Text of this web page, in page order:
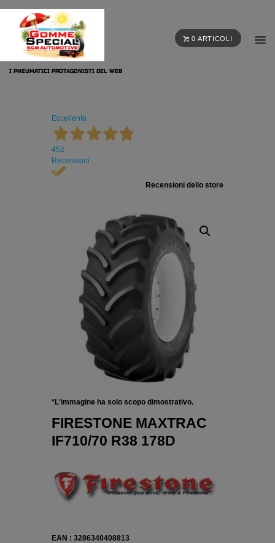
0 ARTICOLI
I PNEUMATICI PROTAGONISTI DEL WEB
Eccellente
452
Recensioni
Recensioni dello store
*L'immagine ha solo scopo dimostrativo.
FIRESTONE MAXTRAC
IF710/70 R38 178D
EAN : 3286340408813